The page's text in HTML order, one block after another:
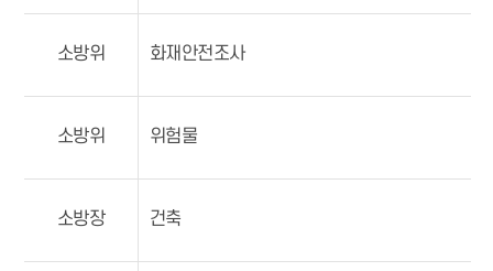
소방위 화재안전조사
소방위 위험물
소방장 건축